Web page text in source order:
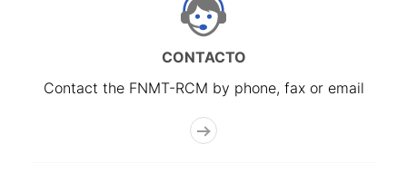
CONTACTO
Contact the FNMT-RCM by phone, fax or email